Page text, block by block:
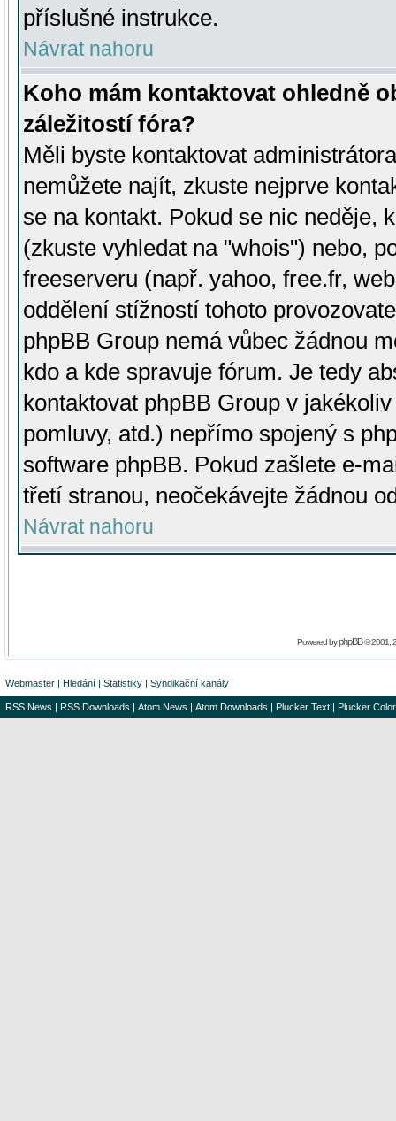
příslušné instrukce.
Návrat nahoru
Koho mám kontaktovat ohledně
záležitostí fóra?
Měli byste kontaktovat
nemůžete najít, zkuste nejprve
se na kontakt. Pokud se nic neděje,
(zkuste vyhledat na "whois") nebo,
freeserveru (např. yahoo, free.fr,
oddělení stížností tohoto
phpBB Group nemá vůbec žádnou
kdo a kde spravuje fórum. Je tedy
kontaktovat phpBB Group v
pomluvy, atd.) nepřímo spojený s
software phpBB. Pokud zašlete e-
třetí stranou, neočekávejte žádnou
Návrat nahoru
Powered byphpBB© 2001,
Webmaster | Hledání | Statistiky | Syndikační kanály
RSS News | RSS Downloads | Atom News | Atom Downloads | Plucker Text | Plucker Color